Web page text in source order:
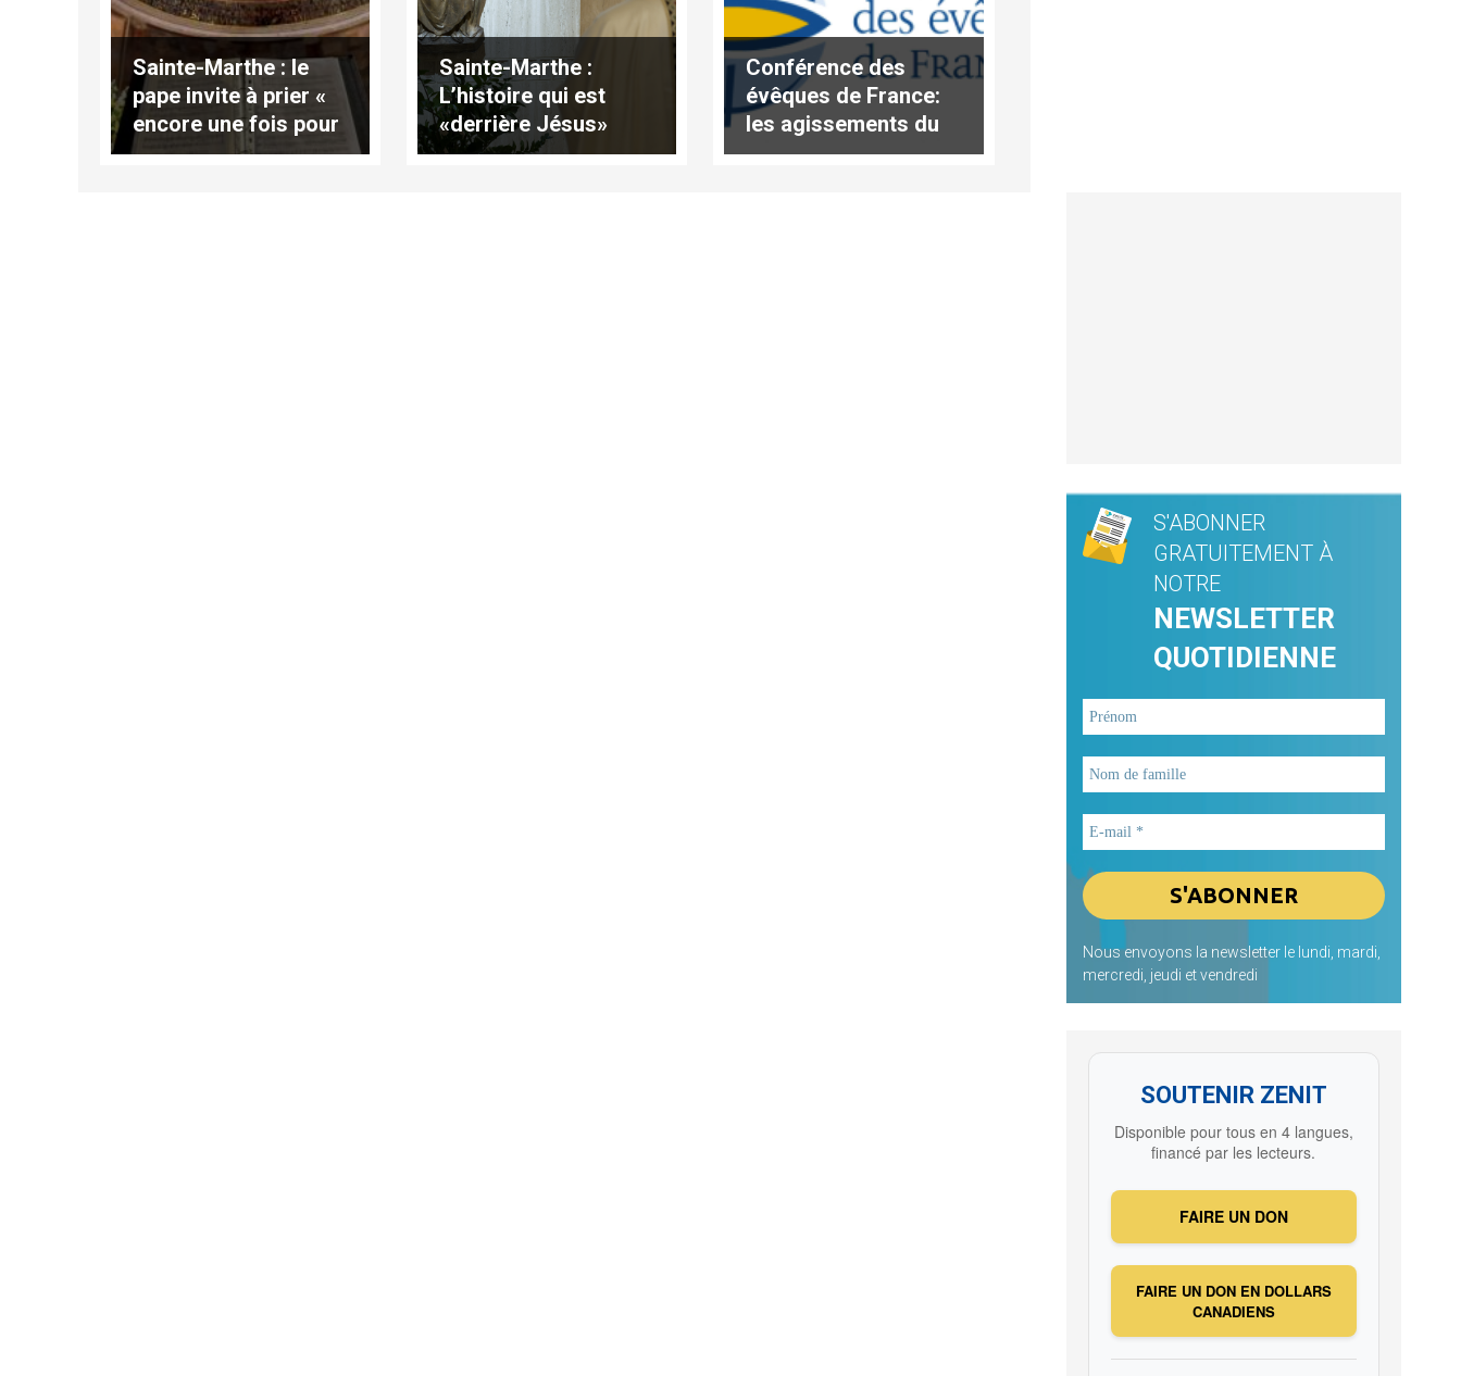
Sainte-Marthe : le
pape invite à prier «
encore une fois pour
les artistes »
Sainte-Marthe :
L’histoire qui est
«derrière Jésus»
Conférence des
évêques de France:
les agissements du
p. Finet
S'ABONNER
GRATUITEMENT À
NOTRE
NEWSLETTER
QUOTIDIENNE
Nous envoyons la newsletter le lundi, mardi,
mercredi, jeudi et vendredi
SOUTENIR ZENIT
Disponible pour tous en 4 langues,
financé par les lecteurs.
FAIRE UN DON
FAIRE UN DON EN DOLLARS
CANADIENS